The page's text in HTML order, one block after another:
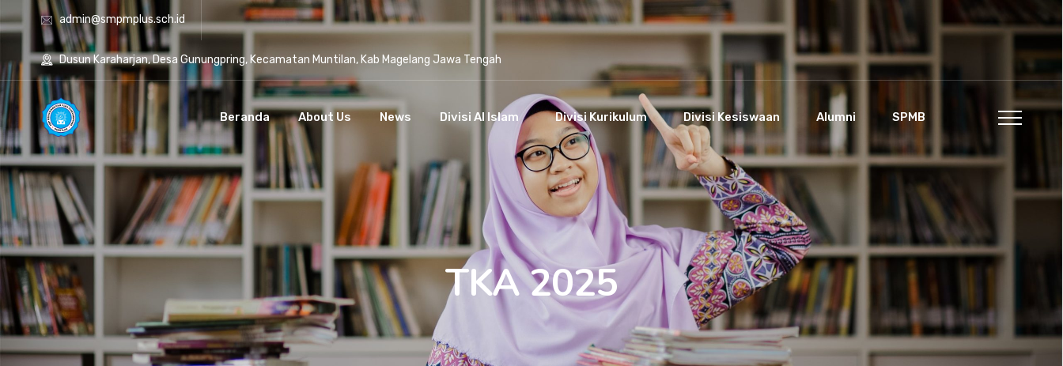
admin@smpmplus.sch.id
Dusun Karaharjan, Desa Gunungpring, Kecamatan Muntilan, Kab Magelang Jawa Tengah
Beranda About Us News Divisi Al Islam Divisi Kurikulum Divisi Kesiswaan Alumni SPMB
TKA 2025